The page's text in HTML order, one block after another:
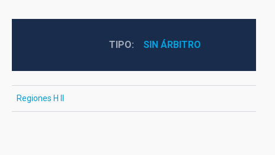
TIPO SIN ÁRBITRO
Regiones H II